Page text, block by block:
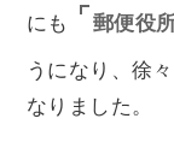
にも 郵便役
うになり、徐
なりました。